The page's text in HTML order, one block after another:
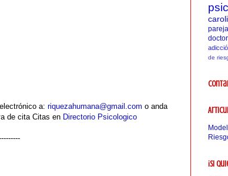
a: riquezahumana@gmail.com o anda
de cita Citas en Directorio Psicologico
pareja
de
¡Si